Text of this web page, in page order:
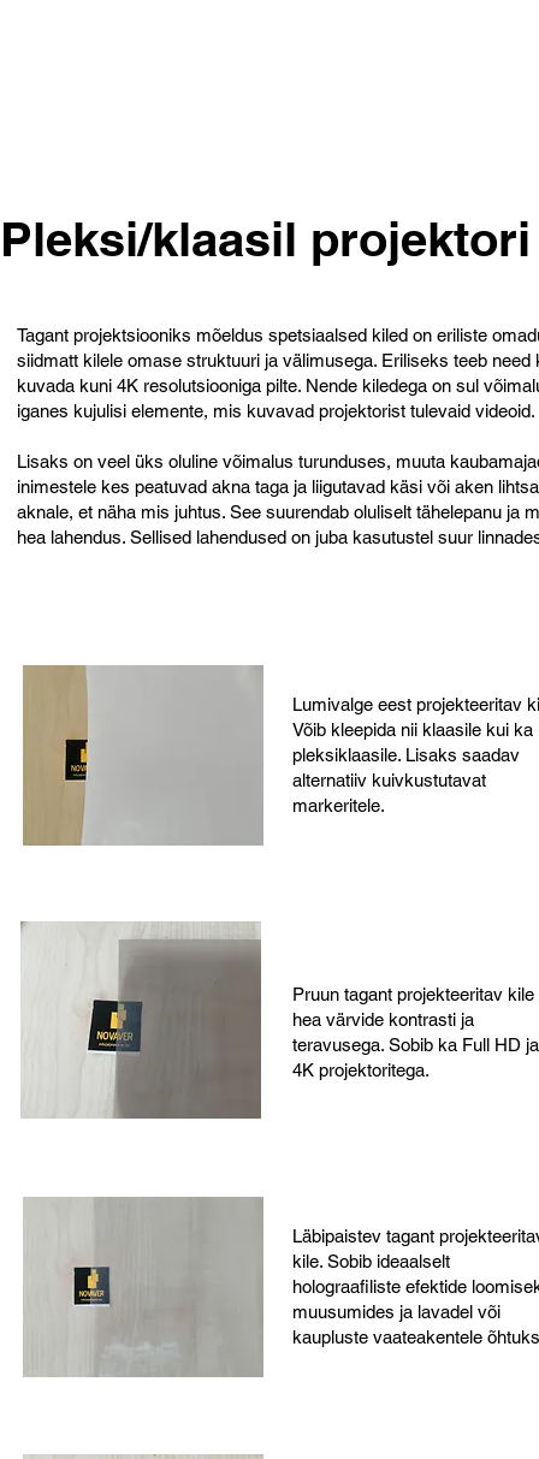
Pleksi/klaasil
Tagant projektsiooniks mõeldus spetsiaalsed kiled on eriliste
siidmatt kilele omase struktuuri ja välimusega. Eriliseks teeb
kuvada kuni 4K resolutsiooniga pilte. Nende kiledega on sul
iganes kujulisi elemente, mis kuvavad projektorist tulevaid videoid.
Lisaks on veel üks oluline võimalus turunduses, muuta
inimestele kes peatuvad akna taga ja liigutavad käsi või aken
aknale, et näha mis juhtus. See suurendab oluliselt tähelepanu ja
hea lahendus. Sellised lahendused on juba kasutustel suur
Lumivalge eest projekteeritav
Võib kleepida nii klaasile kui ka
pleksiklaasile. Lisaks saadav
alternatiiv kuivkustutavat
markeritele.
Pruun tagant projekteeritav kile
hea värvide kontrasti ja
teravusega. Sobib ka Full HD ja
4K projektoritega.
Läbipaistev tagant
kile. Sobib ideaalselt
holograafiliste efektide
muusumides ja lavadel või
kaupluste vaateakentele